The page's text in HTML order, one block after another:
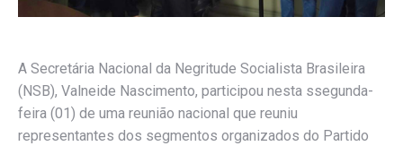
A Secretária Nacional da Negritude Socialista Brasileira
(NSB), Valneide Nascimento, participou nesta ssegunda-
feira (01) de uma reunião nacional que reuniu
representantes dos segmentos organizados do Partido